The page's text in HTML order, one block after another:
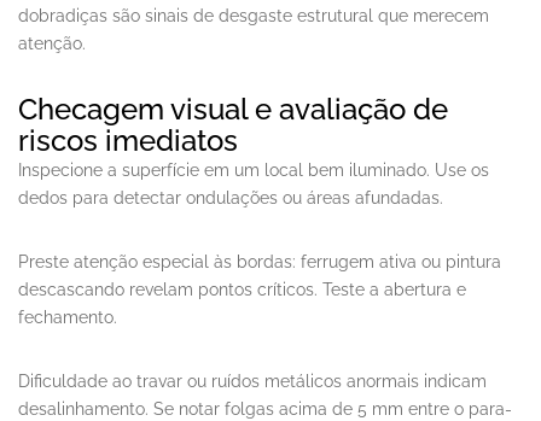
dobradiças são sinais de desgaste estrutural que merecem
atenção.
Checagem visual e avaliação de
riscos imediatos
Inspecione a superfície em um local bem iluminado. Use os
dedos para detectar ondulações ou áreas afundadas.
Preste atenção especial às bordas: ferrugem ativa ou pintura
descascando revelam pontos críticos. Teste a abertura e
fechamento.
Dificuldade ao travar ou ruídos metálicos anormais indicam
desalinhamento. Se notar folgas acima de 5 mm entre o para-